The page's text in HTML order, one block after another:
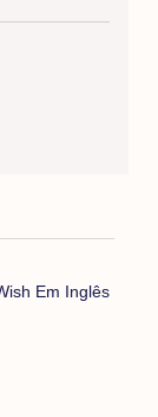
Em Inglês